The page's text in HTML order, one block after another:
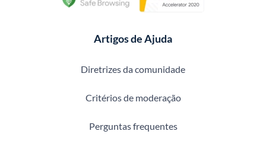
Artigos de Ajuda
Diretrizes da comunidade
Critérios de moderação
Perguntas frequentes